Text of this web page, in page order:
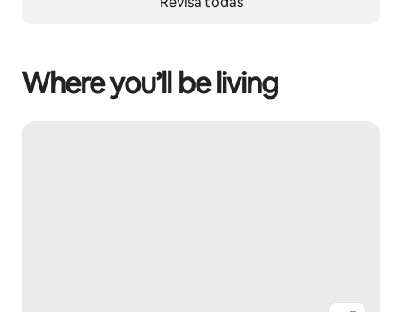
Where you’ll be living